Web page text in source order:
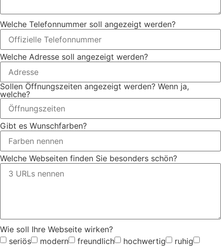
Welche Telefonnummer soll angezeigt werden?
Welche Adresse soll angezeigt werden?
Sollen Öffnungszeiten angezeigt werden? Wenn ja,
welche?
Gibt es Wunschfarben?
Welche Webseiten finden Sie besonders schön?
Wie soll Ihre Webseite wirken?
seriös
modern freundlich hochwertig
ruhig